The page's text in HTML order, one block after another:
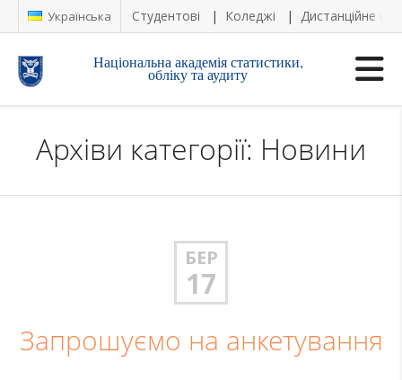
Українська Студентові Коледжі Дистанційне
Національна академія статистики,
обліку та аудиту
Архіви категорії: Новини
БЕР
17
Запрошуємо на анкетування